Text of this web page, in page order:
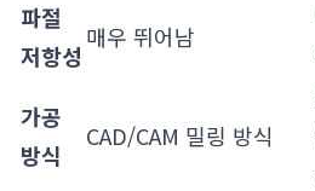
파절
저항성
매우 뛰어남
가공
방식
CAD/CAM 밀링 방식